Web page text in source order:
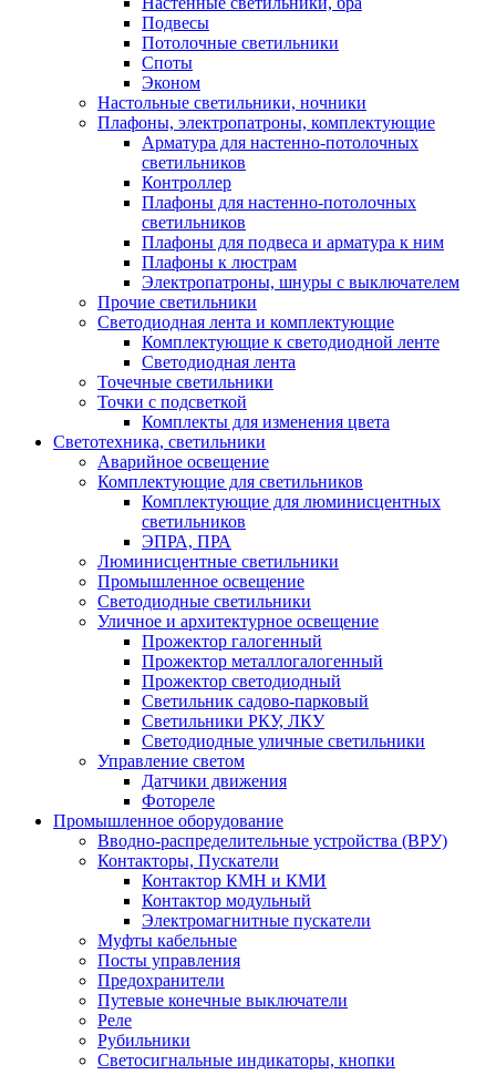
Подвесы
Потолочные светильники
Споты
Эконом
Настольные светильники, ночники
Плафоны, электропатроны, комплектующие
Арматура для настенно-потолочных
светильников
Контроллер
Плафоны для настенно-потолочных
светильников
Плафоны для подвеса и арматура к ним
Плафоны к люстрам
Электропатроны, шнуры с выключателем
Прочие светильники
Светодиодная лента и комплектующие
Комплектующие к светодиодной ленте
Светодиодная лента
Точечные светильники
Точки с подсветкой
Комплекты для изменения цвета
Светотехника, светильники
Аварийное освещение
Комплектующие для светильников
Комплектующие для люминисцентных
светильников
ЭПРА, ПРА
Люминисцентные светильники
Промышленное освещение
Светодиодные светильники
Уличное и архитектурное освещение
Прожектор галогенный
Прожектор металлогалогенный
Прожектор светодиодный
Светильник садово-парковый
Светильники РКУ, ЛКУ
Светодиодные уличные светильники
Управление светом
Датчики движения
Фотореле
Промышленное оборудование
Вводно-распределительные устройства (ВРУ)
Контакторы, Пускатели
Контактор КМН и КМИ
Контактор модульный
Электромагнитные пускатели
Муфты кабельные
Посты управления
Предохранители
Путевые конечные выключатели
Реле
Рубильники
Светосигнальные индикаторы, кнопки